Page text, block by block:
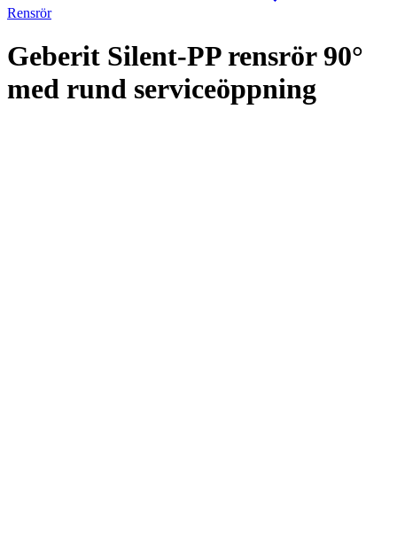
Rensrör
Geberit Silent-PP rensrör 90°
med rund serviceöppning